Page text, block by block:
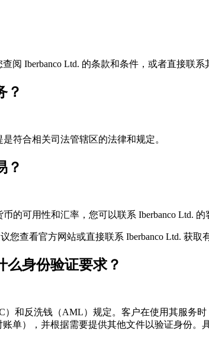
阅 Iberbanco Ltd. 的条款和条件，或者直接联
？
符合相关司法管辖区的法律和规定。
？
的可用性和汇率，您可以联系 Iberbanco Ltd. 的
查看官方网站或直接联系 Iberbanco Ltd. 获取
么身份验证要求？
）和反洗钱（AML）规定。客户在使用其服
单），并根据需要提供其他文件以验证身份。